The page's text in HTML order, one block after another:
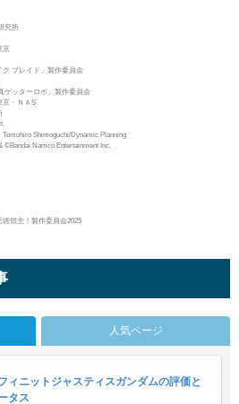
究所
京
ブレイド」製作委員会
ゲッターロボ」製作委員会
京・ＮＡS
Shimoguchi/Dynamic Planning
Namco Entertainment Inc.
領主！製作委員会2025
人気ページ
ィニットジャスティスガンダムの評価と
タス